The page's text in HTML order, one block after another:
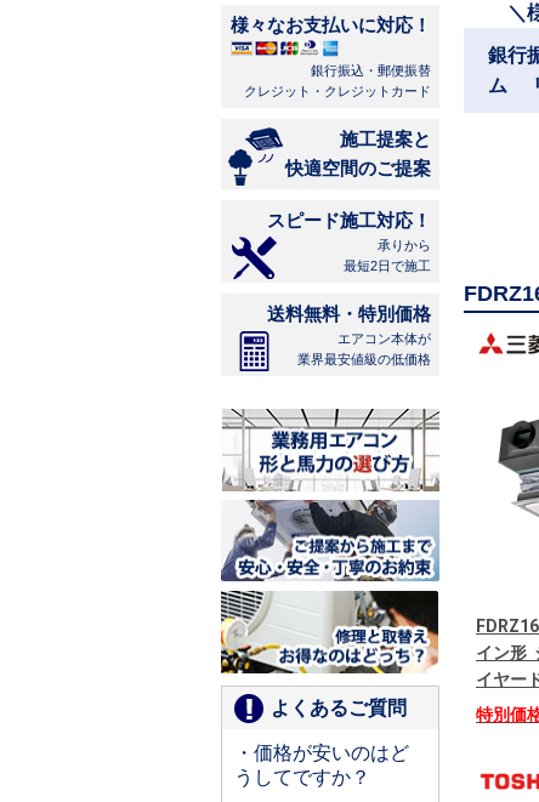
様々なお支払いに対応！
銀行振込・郵便振替
クレジット・クレジットカード
施工提案と
快適空間のご提案
スピード施工対応！
承りから
最短2日で施工
送料無料・特別価格
エアコン本体が
業界最安値級の低価格
よくあるご質問
・価格が安いのはど
うしてですか？
＼
銀行
ム
イン形
イヤー
特別価